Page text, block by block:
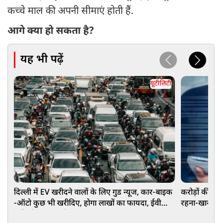
कच्चे माल की अपनी सीमाएं होती हैं.
आगे क्या हो सकता है?
यह भी पढ़ें
यूटीलिटी
दिल्ली में EV खरीदने वालों के लिए गुड न्यूज, कार-बाइक
-ऑटो कुछ भी खरीदिए, होगा लाखों का फायदा, ईवी
करोड़ों की
रहना-खाना